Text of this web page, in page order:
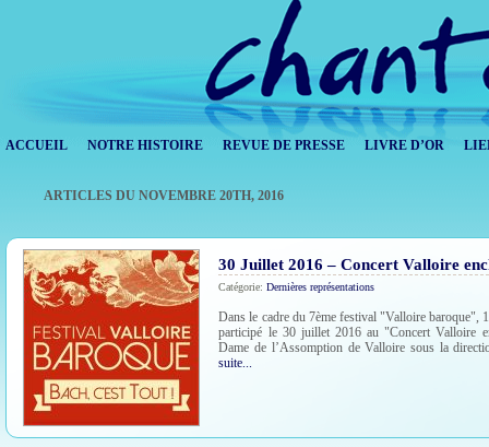
ACCUEIL NOTRE HISTOIRE REVUE DE PRESSE LIVRE D’OR
ARTICLES DU NOVEMBRE 20TH, 2016
30 Juillet 2016 – Concert Valloire
Catégorie:Dernières représentations
Dans le cadre du 7ème festival "Valloire baroque",
participé le 30 juillet 2016 au "Concert Valloire
Dame de l’Assomption de Valloire sous la
suite...